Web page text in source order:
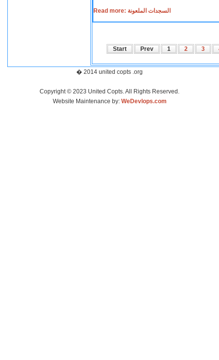
Read more: السجدات الملعونة
Start Prev 1 2 3
� 2014 united copts .org
Copyright © 2023 United Copts. All Rights Reserved.
Website Maintenance by: WeDevlops.com